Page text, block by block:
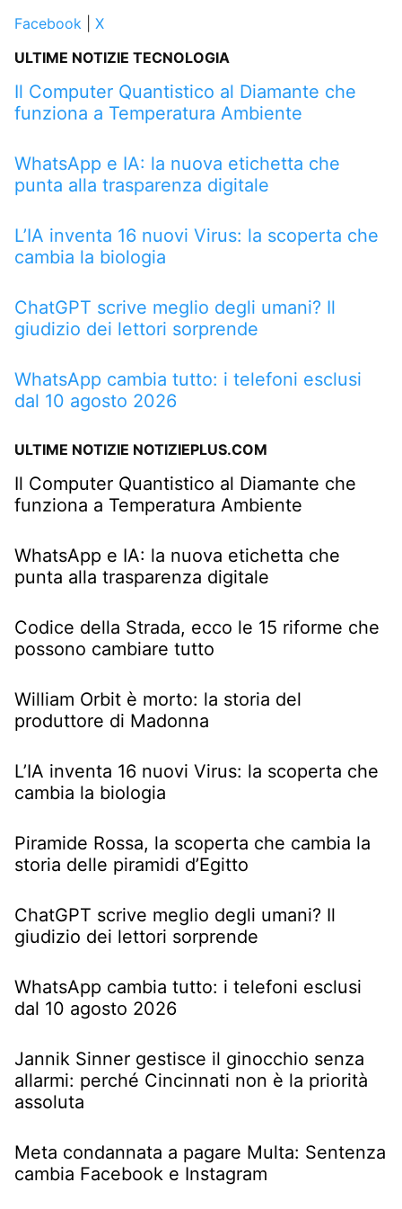
Facebook
X
ULTIME NOTIZIE TECNOLOGIA
Il Computer Quantistico al Diamante che
funziona a Temperatura Ambiente
WhatsApp e IA: la nuova etichetta che
punta alla trasparenza digitale
L’IA inventa 16 nuovi Virus: la scoperta che
cambia la biologia
ChatGPT scrive meglio degli umani? Il
giudizio dei lettori sorprende
WhatsApp cambia tutto: i telefoni esclusi
dal 10 agosto 2026
ULTIME NOTIZIE NOTIZIEPLUS.COM
Il Computer Quantistico al Diamante che
funziona a Temperatura Ambiente
WhatsApp e IA: la nuova etichetta che
punta alla trasparenza digitale
Codice della Strada, ecco le 15 riforme che
possono cambiare tutto
William Orbit è morto: la storia del
produttore di Madonna
L’IA inventa 16 nuovi Virus: la scoperta che
cambia la biologia
Piramide Rossa, la scoperta che cambia la
storia delle piramidi d’Egitto
ChatGPT scrive meglio degli umani? Il
giudizio dei lettori sorprende
WhatsApp cambia tutto: i telefoni esclusi
dal 10 agosto 2026
Jannik Sinner gestisce il ginocchio senza
allarmi: perché Cincinnati non è la priorità
assoluta
Meta condannata a pagare Multa: Sentenza
cambia Facebook e Instagram